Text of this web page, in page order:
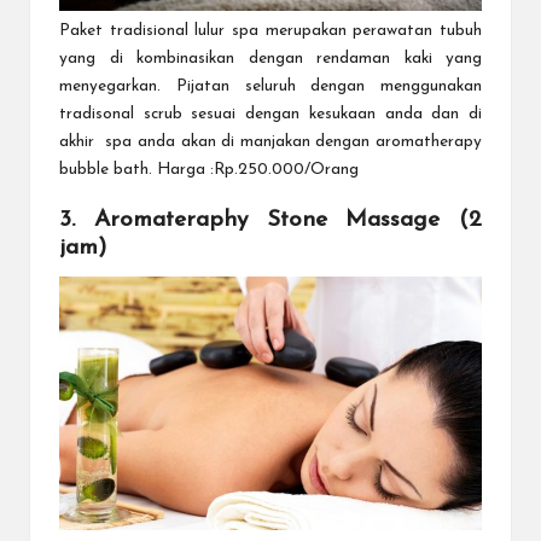
Paket tradisional lulur spa merupakan perawatan tubuh
yang di kombinasikan dengan rendaman kaki yang
menyegarkan. Pijatan seluruh dengan menggunakan
tradisonal scrub sesuai dengan kesukaan anda dan di
akhir spa anda akan di manjakan dengan aromatherapy
bubble bath. Harga :Rp.250.000/Orang
3. Aromateraphy Stone Massage (2
jam)